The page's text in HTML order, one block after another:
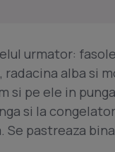
urmator:
alba si
si pe ele in
si la
pastreaza